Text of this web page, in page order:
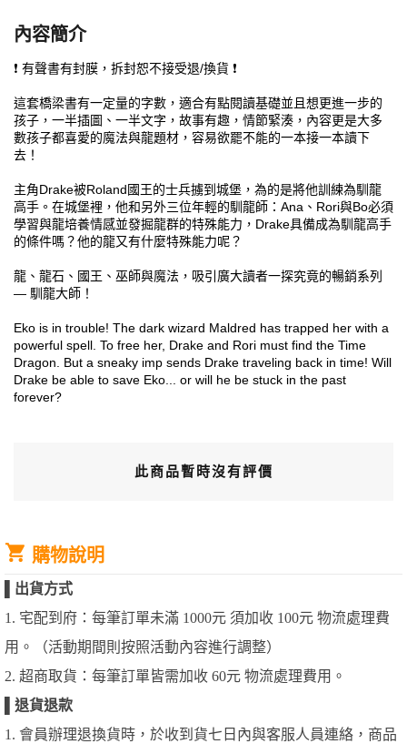
內容簡介
❗ 有聲書有封膜，拆封恕不接受退/換貨 ❗
這套橋梁書有一定量的字數，適合有點閱讀基礎並且想更進一步的
孩子，一半插圖、一半文字，故事有趣，情節緊湊，內容更是大多
數孩子都喜愛的魔法與龍題材，容易欲罷不能的一本接一本讀下
去！
主角Drake被Roland國王的士兵擄到城堡，為的是將他訓練為馴龍
高手。在城堡裡，他和另外三位年輕的馴龍師：Ana、Rori與Bo必須
學習與龍培養情感並發掘龍群的特殊能力，Drake具備成為馴龍高手
的條件嗎？他的龍又有什麼特殊能力呢？
龍、龍石、國王、巫師與魔法，吸引廣大讀者一探究竟的暢銷系列
— 馴龍大師！
Eko is in trouble! The dark wizard Maldred has trapped her with a
powerful spell. To free her, Drake and Rori must find the Time
Dragon. But a sneaky imp sends Drake traveling back in time! Will
Drake be able to save Eko... or will he be stuck in the past
forever?
此商品暫時沒有評價
購物說明
出貨方式
1. 宅配到府：每筆訂單未滿 1000元 須加收 100元 物流處理費
用。（活動期間則按照活動內容進行調整）
2. 超商取貨：每筆訂單皆需加收 60元 物流處理費用。
退貨退款
1. 會員辦理退換貨時，於收到貨七日內與客服人員連絡，商品